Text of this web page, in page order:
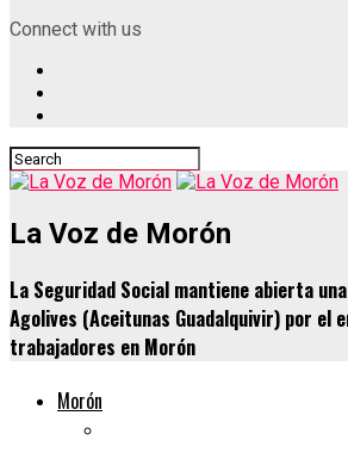
Connect with us
La Voz de Morón
La Seguridad Social mantiene abierta
Agolives (Aceitunas Guadalquivir) por el
trabajadores en Morón
Morón